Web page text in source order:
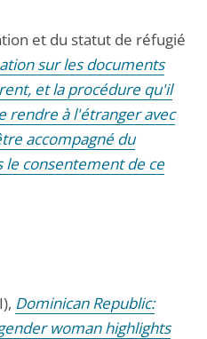
et du statut de réfugié
sur les documents
et la procédure qu'il
rendre à l'étranger avec
accompagné du
le consentement de ce
Dominican Republic:
woman highlights